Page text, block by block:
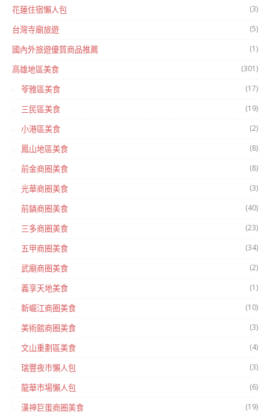
花蓮住宿懶人包 (3)
台灣寺廟旅遊 (5)
國內外旅遊優質商品推薦 (1)
高雄地區美食 (301)
苓雅區美食 (17)
三民區美食 (19)
小港區美食 (2)
鳳山地區美食 (8)
前金商圈美食 (8)
光華商圈美食 (3)
前鎮商圈美食 (40)
三多商圈美食 (23)
五甲商圈美食 (34)
武廟商圈美食 (2)
義享天地美食 (1)
新崛江商圈美食 (10)
美術館商圈美食 (3)
文山重劃區美食 (4)
瑞豐夜市懶人包 (3)
龍華市場懶人包 (6)
漢神巨蛋商圈美食 (19)